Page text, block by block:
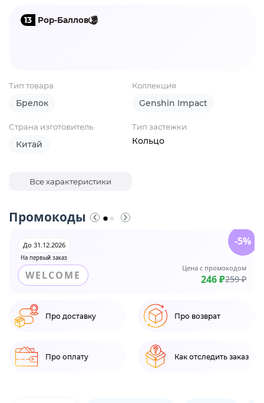
13 Pop-Баллов
Тип товара
Брелок
Коллекция
Genshin Impact
Страна изготовитель
Китай
Тип застежки
Кольцо
Все характеристики
Промокоды
На первый заказ
До 31.12.2026
WELCOME
Цена с промокодом
246 ₽259 ₽
-5%
Про доставку Про возврат
Про оплату Как отследить заказ